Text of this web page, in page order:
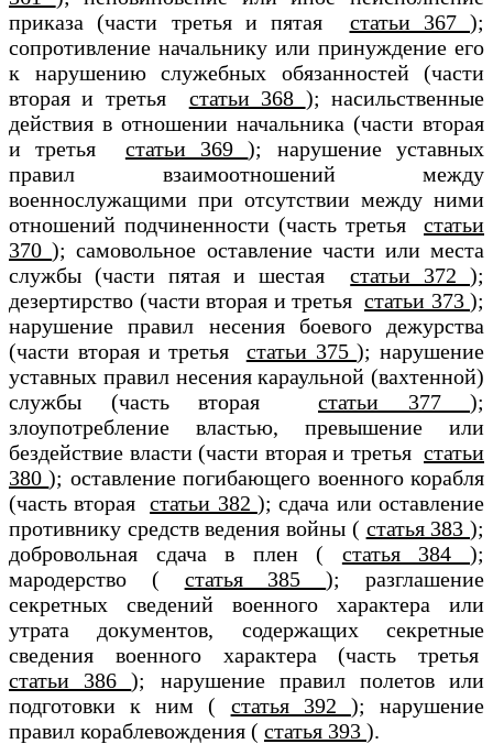
приказа (части третья и пятая статьи 367 );
сопротивление начальнику или принуждение его
к нарушению служебных обязанностей (части
вторая и третья статьи 368 ); насильственные
действия в отношении начальника (части вторая
и третья статьи 369); нарушение уставных
правил взаимоотношений между
военнослужащими при отсутствии между ними
отношений подчиненности (часть третья статьи
370); самовольное оставление части или места
службы (части пятая и шестаястатьи 372 );
дезертирство (части вторая и третья статьи 373 );
нарушение правил несения боевого дежурства
(части вторая и третья статьи 375); нарушение
уставных правил несения караульной (вахтенной)
службы (часть вторая статьи 377 );
злоупотребление властью, превышение или
бездействие власти (части вторая и третья статьи
380); оставление погибающего военного корабля
(часть втораястатьи 382 ); сдача или оставление
противнику средств ведения войны ( статья 383);
добровольная сдача в плен ( статья 384);
мародерство ( статья 385); разглашение
секретных сведений военного характера или
утрата документов, содержащих секретные
сведения военного характера (часть третья
статьи 386); нарушение правил полетов или
подготовки к ним ( статья 392 ); нарушение
правил кораблевождения ( статья 393 ).